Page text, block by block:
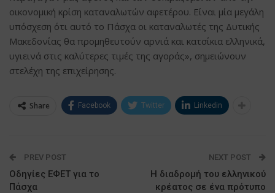
οικονομική κρίση καταναλωτών αφετέρου. Είναι μία μεγάλη
υπόσχεση ότι αυτό το Πάσχα οι καταναλωτές της Δυτικής
Μακεδονίας θα προμηθευτούν αρνιά και κατσίκια ελληνικά,
υγιεινά στις καλύτερες τιμές της αγοράς», σημειώνουν
στελέχη της επιχείρησης.
Share Facebook Twitter Linkedin
PREV POST
Οδηγίες ΕΦΕΤ για το
Πάσχα
NEXT POST
Η διαδρομή του ελληνικού
κρέατος σε ένα πρότυπο